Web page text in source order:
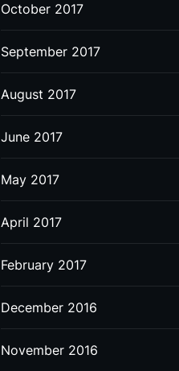
October 2017
September 2017
August 2017
June 2017
May 2017
April 2017
February 2017
December 2016
November 2016